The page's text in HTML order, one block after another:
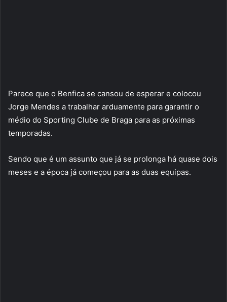
Parece que o Benfica se cansou de esperar e colocou
Jorge Mendes a trabalhar arduamente para garantir o
médio do Sporting Clube de Braga para as próximas
temporadas.
Sendo que é um assunto que já se prolonga há quase dois
meses e a época já começou para as duas equipas.